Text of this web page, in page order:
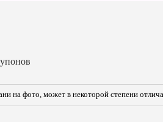
на фото, может в некоторой степени